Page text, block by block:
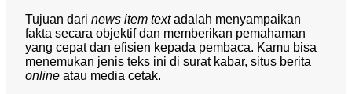
Tujuan dari news item textadalah menyampaikan
fakta secara objektif dan memberikan pemahaman
yang cepat dan efisien kepada pembaca. Kamu bisa
menemukan jenis teks ini di surat kabar, situs berita
online atau media cetak.